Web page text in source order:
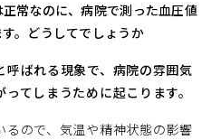
常なのに、病院で測った血圧値
。どうしてでしょうか
呼ばれる現象で、病院の雰囲気
てしまうために起こります。
るので、気温や精神状態の影響